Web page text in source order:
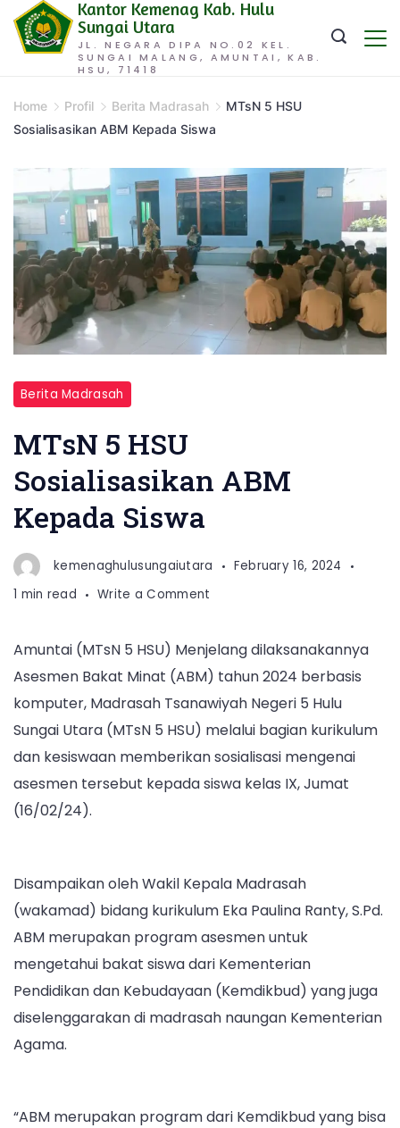
Skip
JL. NEGARA DIPA NO.02 KEL.
SUNGAI MALANG, AMUNTAI, KAB.
HSU, 71418
Kantor Kemenag Kab. Hulu
Sungai Utara
Home Profil Berita Madrasah
MTsN 5 HSU
Sosialisasikan ABM Kepada Siswa
Berita Madrasah
MTsN 5 HSU
Sosialisasikan ABM
Kepada Siswa
kemenaghulusungaiutara
February 16, 2024
1 min read
Write a Comment
HSU
Sosialisasikan
ABM
Kepada
Amuntai (MTsN 5 HSU) Menjelang dilaksanakannya
Asesmen Bakat Minat (ABM) tahun 2024 berbasis
komputer, Madrasah Tsanawiyah Negeri 5 Hulu
Sungai Utara (MTsN 5 HSU) melalui bagian kurikulum
dan kesiswaan memberikan sosialisasi mengenai
asesmen tersebut kepada siswa kelas IX, Jumat
(16/02/24).
Disampaikan oleh Wakil Kepala Madrasah
(wakamad) bidang kurikulum Eka Paulina Ranty, S.Pd.
ABM merupakan program asesmen untuk
mengetahui bakat siswa dari Kementerian
Pendidikan dan Kebudayaan (Kemdikbud) yang juga
diselenggarakan di madrasah naungan Kementerian
Agama.
“ABM merupakan program dari Kemdikbud yang bisa